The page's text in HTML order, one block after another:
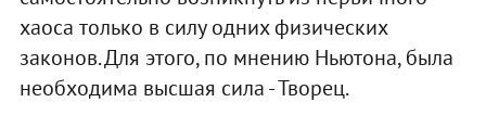
хаоса только в силу одних физических
законов. Для этого, по мнению Ньютона, была
необходима высшая сила - Творец.